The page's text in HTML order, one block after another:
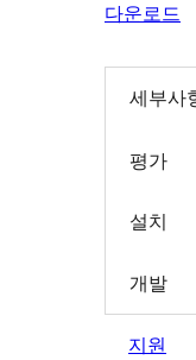
다운로드
세부사
평가
설치
개발
지원